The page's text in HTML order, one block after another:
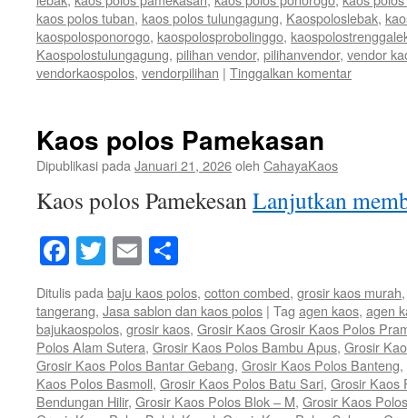
kaos polos tuban, kaos polos tulungagung, Kaospoloslebak,
kaospolosponorogo, kaospolosprobolinggo,
Kaospolostulungagung, pilihan vendor, pilihanvendor, vendor
vendorkaospolos, vendorpilihan | Tinggalkan komentar
Kaos polos Pamekasan
Dipublikasi padaJanuari 21, 2026oleh CahayaKaos
Kaos polos PamekesanLanjutkan
Facebook
Twitter
Email
Ditulis pada baju kaos polos, cotton combed, grosir kaos murah
tangerang, Jasa sablon dan kaos polos | Tag agen kaos, agen
bajukaospolos, grosir kaos, Grosir Kaos Grosir Kaos Polos
Polos Alam Sutera, Grosir Kaos Polos Bambu Apus, Grosir
Grosir Kaos Polos Bantar Gebang, Grosir Kaos Polos Banteng,
Kaos Polos Basmoll, Grosir Kaos Polos Batu Sari, Grosir Kaos
Bendungan Hilir, Grosir Kaos Polos Blok – M, Grosir Kaos